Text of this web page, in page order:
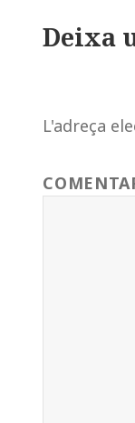
Deixa
L'adreça